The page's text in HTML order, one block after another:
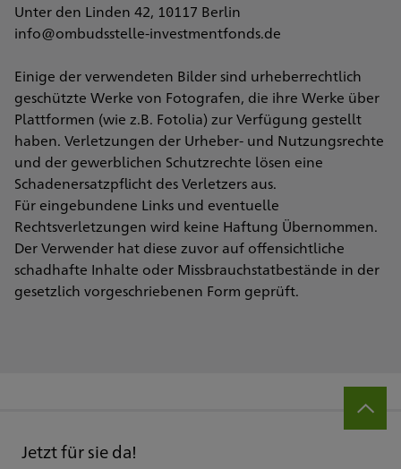
Unter den Linden 42, 10117 Berlin
info@ombudsstelle-investmentfonds.de
Einige der verwendeten Bilder sind urheberrechtlich
geschützte Werke von Fotografen, die ihre Werke über
Plattformen (wie z.B. Fotolia) zur Verfügung gestellt
haben. Verletzungen der Urheber- und Nutzungsrechte
und der gewerblichen Schutzrechte lösen eine
Schadenersatzpflicht des Verletzers aus.
Für eingebundene Links und eventuelle
Rechtsverletzungen wird keine Haftung Übernommen.
Der Verwender hat diese zuvor auf offensichtliche
schadhafte Inhalte oder Missbrauchstatbestände in der
gesetzlich vorgeschriebenen Form geprüft.
Jetzt für sie da!